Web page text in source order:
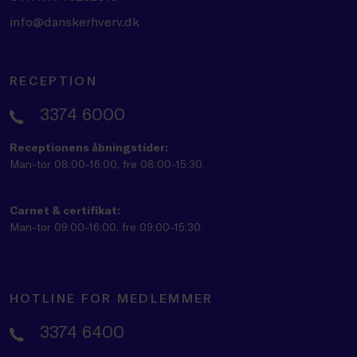
info@danskerhverv.dk
RECEPTION
3374 6000
Receptionens åbningstider:
Man-tor 08:00-16:00, fre 08:00-15:30.
Carnet & certifikat:
Man-tor 09:00-16:00, fre 09:00-15:30.
HOTLINE FOR MEDLEMMER
3374 6400